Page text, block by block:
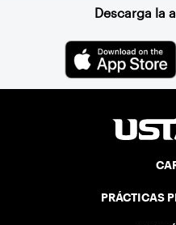
Descarga la
PRÁCTICAS